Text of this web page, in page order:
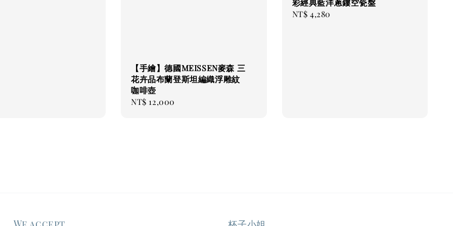
【手繪】德國MEISSEN麥森 三
花卉品布蘭登斯坦編織浮雕紋
咖啡壺
Regular
NT$ 12,000
彩經典藍洋蔥鏤空瓷盤
Regular
NT$ 4,280